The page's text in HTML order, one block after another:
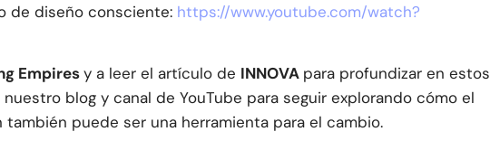
de diseño consciente: https://www.youtube.com/watch?
Empiresy a leer el artículo de INNOVA para profundizar en estos
blog y canal de YouTube para seguir explorando cómo el
puede ser una herramienta para el cambio.